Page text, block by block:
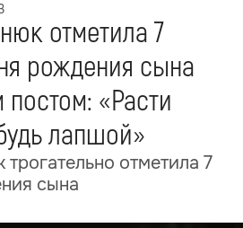
отметила 7
рождения сына
«Расти
лапшой»
отметила 7
сына